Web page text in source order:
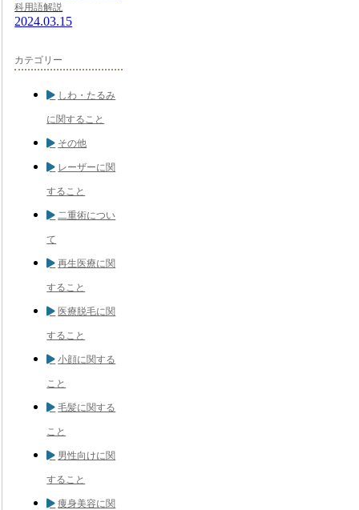
科用語解説
2024.03.15
カテゴリー
しわ・たるみ
に関すること
その他
レーザーに関
すること
二重術につい
て
再生医療に関
すること
医療脱毛に関
すること
小顔に関する
こと
毛髪に関する
こと
男性向けに関
すること
痩身美容に関